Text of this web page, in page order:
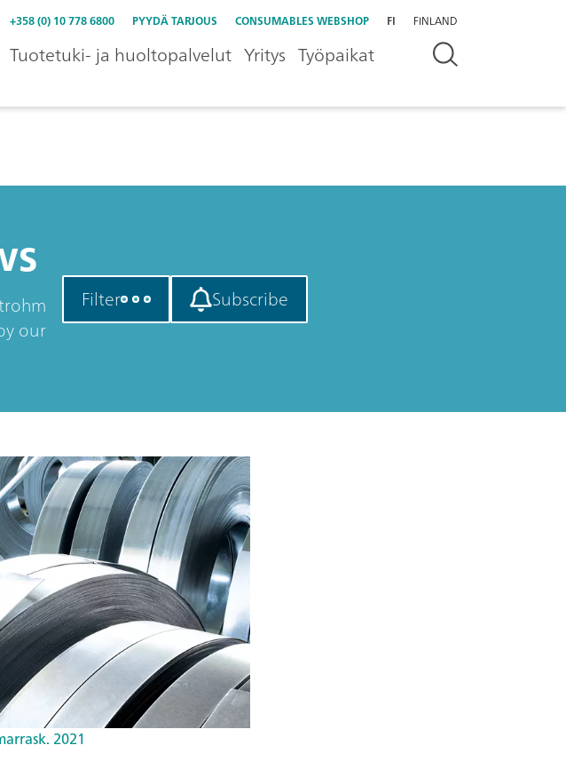
+358 (0) 10 778 6800 PYYDÄ TARJOUS CONSUMABLES WEBSHOP FI FINLAND
Tuotetuki- ja huoltopalvelut Yritys Työpaikat
our
Filter Subscribe
2021